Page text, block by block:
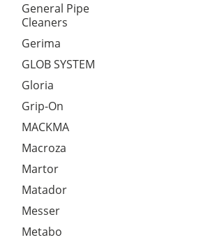
General Pipe
Cleaners
Gerima
GLOB SYSTEM
Gloria
Grip-On
MACKMA
Macroza
Martor
Matador
Messer
Metabo